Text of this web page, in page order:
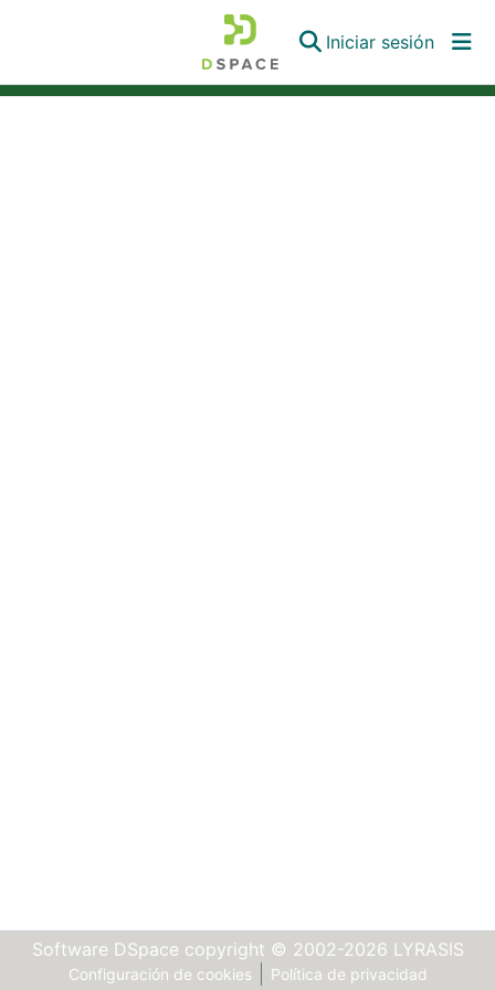
Iniciar sesión
Software DSpace copyright © 2002-2026 LYRASIS
Configuración de cookies Política de privacidad